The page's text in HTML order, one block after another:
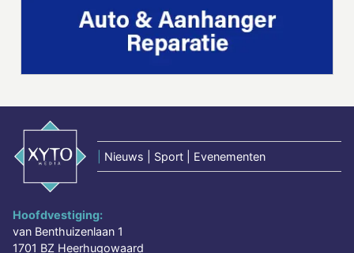
Nieuws | Sport | Evenementen
Hoofdvestiging:
van Benthuizenlaan 1
1701 BZ Heerhugowaard